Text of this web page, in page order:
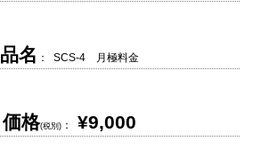
品名 ： SCS-4 月極料金
価格(税別)： ¥9,000